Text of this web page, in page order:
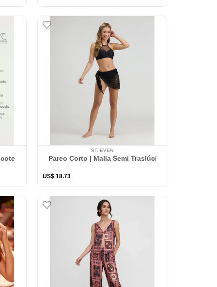
Cruzado | Realce Medio
ST. EVEN
Pareo Corto | Malla Semi Traslúcida
US$ 18.73